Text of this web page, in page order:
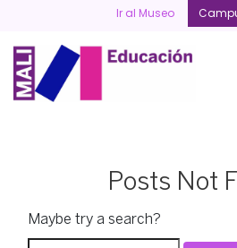
content
Ir al Museo
Posts Not
Maybe try a search?